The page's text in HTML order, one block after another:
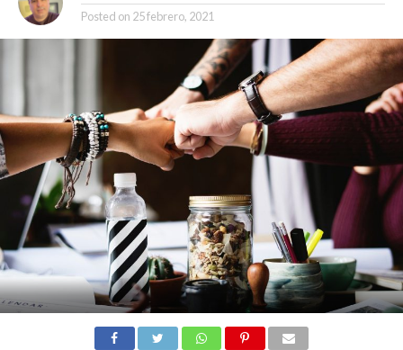
Posted on 25 febrero, 2021